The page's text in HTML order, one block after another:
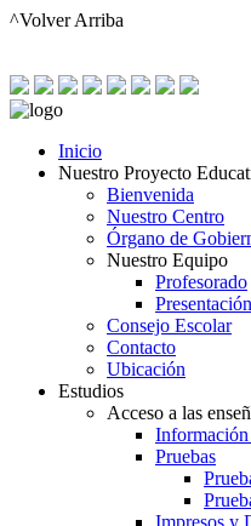
^Volver Arriba
Inicio
Nuestro Proyecto
Bienvenida
Nuestro Centro
Órgano de
Nuestro Equipo
Profesorado
Presentación
Consejo Escolar
Contacto
Ubicación
Estudios
Acceso a las
Información
Pruebas
Impresos y